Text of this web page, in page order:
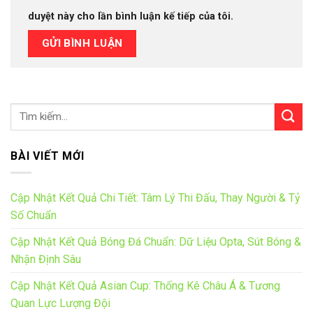
duyệt này cho lần bình luận kế tiếp của tôi.
BÀI VIẾT MỚI
Cập Nhật Kết Quả Chi Tiết: Tâm Lý Thi Đấu, Thay Người & Tỷ
Số Chuẩn
Cập Nhật Kết Quả Bóng Đá Chuẩn: Dữ Liệu Opta, Sút Bóng &
Nhận Định Sâu
Cập Nhật Kết Quả Asian Cup: Thống Kê Châu Á & Tương
Quan Lực Lượng Đội